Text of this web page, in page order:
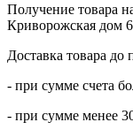
Получение товара
Криворожская дом
Доставка товара до
- при сумме счета
- при сумме менее